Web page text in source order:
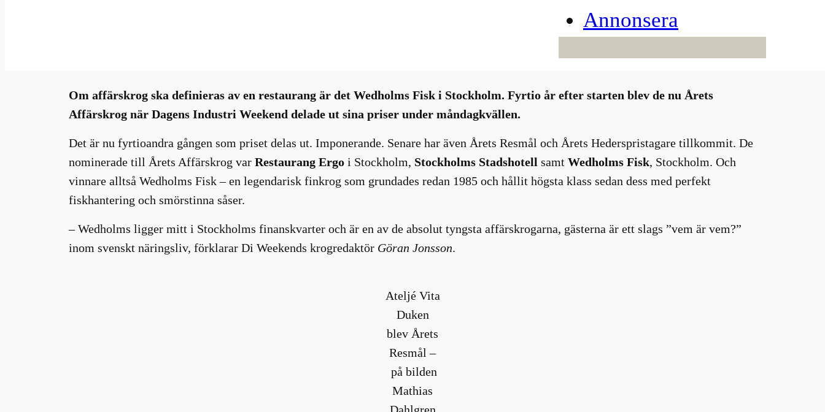
Annonsera
Om affärskrog ska definieras av en restaurang är det Wedholms Fisk i Stockholm. Fyrtio år efter starten blev de nu Årets
Affärskrog när Dagens Industri Weekend delade ut sina priser under måndagkvällen.
Det är nu fyrtioandra gången som priset delas ut. Imponerande. Senare har även Årets Resmål och Årets Hederspristagare tillkommit. De
nominerade till Årets Affärskrog var Restaurang Ergo i Stockholm, Stockholms Stadshotell samt Wedholms Fisk, Stockholm. Och
vinnare alltså Wedholms Fisk – en legendarisk finkrog som grundades redan 1985 och hållit högsta klass sedan dess med perfekt
fiskhantering och smörstinna såser.
– Wedholms ligger mitt i Stockholms finanskvarter och är en av de absolut tyngsta affärskrogarna, gästerna är ett slags ”vem är vem?”
inom svenskt näringsliv, förklarar Di Weekends krogredaktör Göran Jonsson.
Ateljé Vita
Duken
blev Årets
Resmål –
på bilden
Mathias